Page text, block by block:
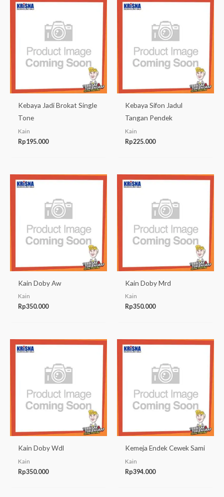
Kebaya Jadi Brokat Single
Tone
Kain
Rp195.000
Kebaya Sifon Jadul
Tangan Pendek
Kain
Rp225.000
Kain Doby Aw
Kain
Rp350.000
Kain Doby Mrd
Kain
Rp350.000
Kain Doby Wdl
Kain
Rp350.000
Kemeja Endek Cewek Sami
Kain
Rp394.000